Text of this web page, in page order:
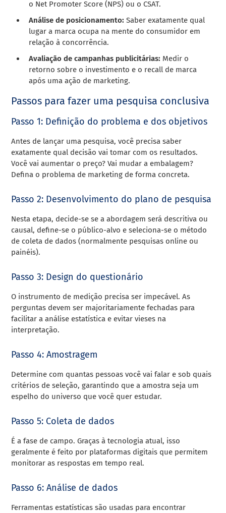
o Net Promoter Score (NPS) ou o CSAT.
Análise de posicionamento: Saber exatamente qual
lugar a marca ocupa na mente do consumidor em
relação à concorrência.
Avaliação de campanhas publicitárias: Medir o
retorno sobre o investimento e o recall de marca
após uma ação de marketing.
Passos para fazer uma pesquisa conclusiva
Passo 1: Definição do problema e dos objetivos
Antes de lançar uma pesquisa, você precisa saber
exatamente qual decisão vai tomar com os resultados.
Você vai aumentar o preço? Vai mudar a embalagem?
Defina o problema de marketing de forma concreta.
Passo 2: Desenvolvimento do plano de pesquisa
Nesta etapa, decide-se se a abordagem será descritiva ou
causal, define-se o público-alvo e seleciona-se o método
de coleta de dados (normalmente pesquisas online ou
painéis).
Passo 3: Design do questionário
O instrumento de medição precisa ser impecável. As
perguntas devem ser majoritariamente fechadas para
facilitar a análise estatística e evitar vieses na
interpretação.
Passo 4: Amostragem
Determine com quantas pessoas você vai falar e sob quais
critérios de seleção, garantindo que a amostra seja um
espelho do universo que você quer estudar.
Passo 5: Coleta de dados
É a fase de campo. Graças à tecnologia atual, isso
geralmente é feito por plataformas digitais que permitem
monitorar as respostas em tempo real.
Passo 6: Análise de dados
Ferramentas estatísticas são usadas para encontrar